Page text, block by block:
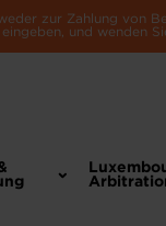
zur Zahlung
und wenden